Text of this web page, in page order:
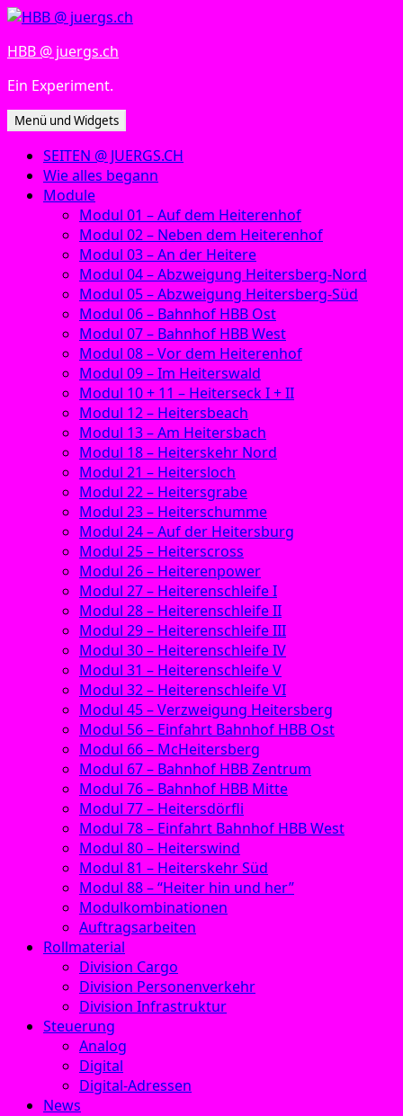
Zum
springen
HBB @ juergs.ch
Ein Experiment.
Menü und Widgets
SEITEN @ JUERGS.CH
Wie alles begann
Module
Modul 01 – Auf dem Heiterenhof
Modul 02 – Neben dem Heiterenhof
Modul 03 – An der Heitere
Modul 04 – Abzweigung Heitersberg-Nord
Modul 05 – Abzweigung Heitersberg-Süd
Modul 06 – Bahnhof HBB Ost
Modul 07 – Bahnhof HBB West
Modul 08 – Vor dem Heiterenhof
Modul 09 – Im Heiterswald
Modul 10 + 11 – Heiterseck I + II
Modul 12 – Heitersbeach
Modul 13 – Am Heitersbach
Modul 18 – Heiterskehr Nord
Modul 21 – Heitersloch
Modul 22 – Heitersgrabe
Modul 23 – Heiterschumme
Modul 24 – Auf der Heitersburg
Modul 25 – Heiterscross
Modul 26 – Heiterenpower
Modul 27 – Heiterenschleife I
Modul 28 – Heiterenschleife II
Modul 29 – Heiterenschleife III
Modul 30 – Heiterenschleife IV
Modul 31 – Heiterenschleife V
Modul 32 – Heiterenschleife VI
Modul 45 – Verzweigung Heitersberg
Modul 56 – Einfahrt Bahnhof HBB Ost
Modul 66 – McHeitersberg
Modul 67 – Bahnhof HBB Zentrum
Modul 76 – Bahnhof HBB Mitte
Modul 77 – Heitersdörfli
Modul 78 – Einfahrt Bahnhof HBB West
Modul 80 – Heiterswind
Modul 81 – Heiterskehr Süd
Modul 88 – “Heiter hin und her”
Modulkombinationen
Auftragsarbeiten
Rollmaterial
Division Cargo
Division Personenverkehr
Division Infrastruktur
Steuerung
Analog
Digital
Digital-Adressen
News